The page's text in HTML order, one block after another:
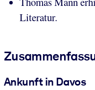
Literatur.
Ankunft in Davos